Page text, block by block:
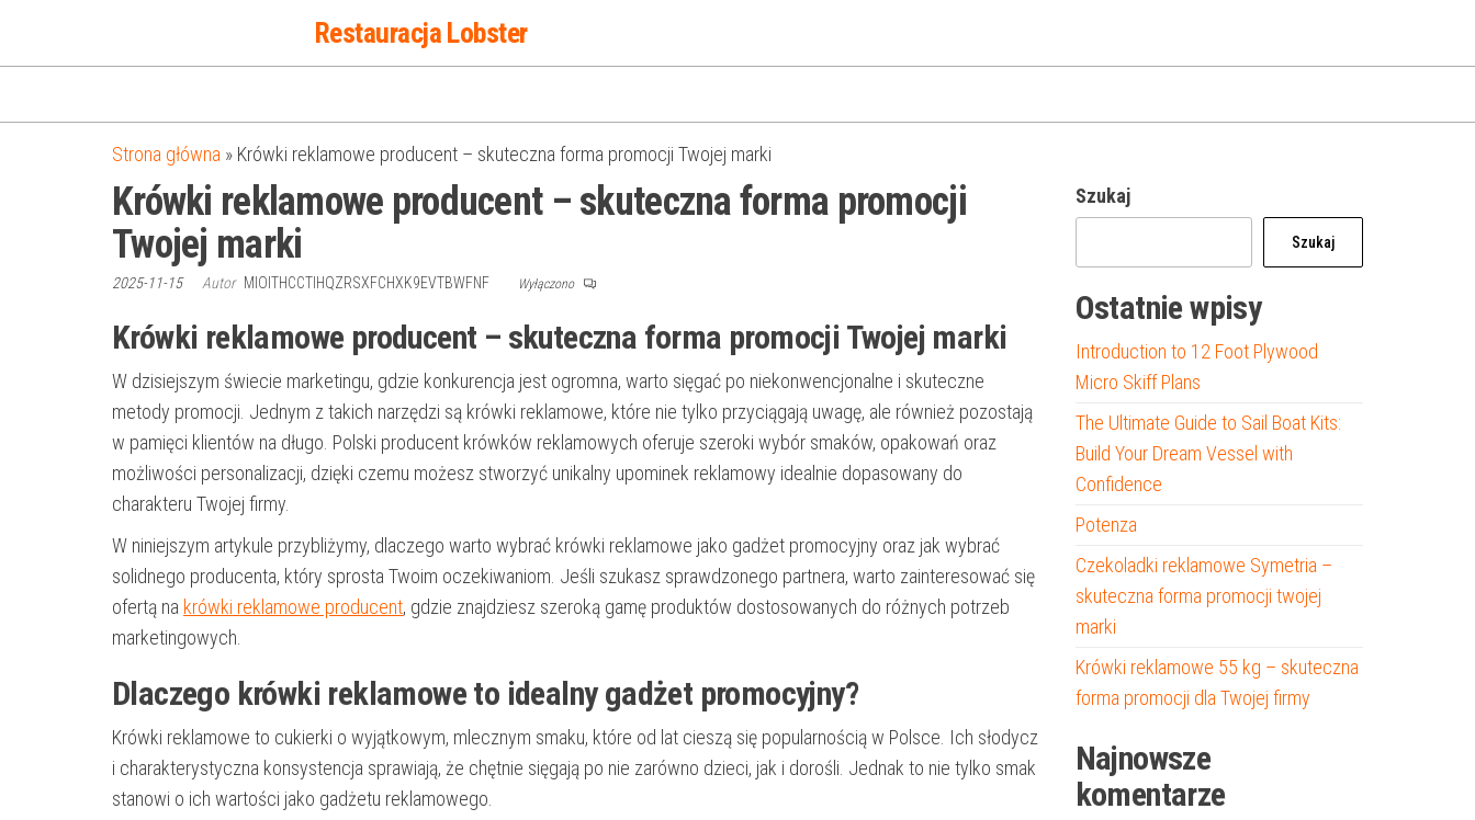
Restauracja Lobster
Strona główna » Krówki reklamowe producent – skuteczna forma promocji Twojej marki
Krówki reklamowe producent – skuteczna forma promocji
Twojej marki
2025-11-15 Autor MIOITHCCTIHQZRSXFCHXK9EVTBWFNF Wyłączono
Krówki reklamowe producent – skuteczna forma promocji Twojej marki
W dzisiejszym świecie marketingu, gdzie konkurencja jest ogromna, warto sięgać po niekonwencjonalne i skuteczne
metody promocji. Jednym z takich narzędzi są krówki reklamowe, które nie tylko przyciągają uwagę, ale również pozostają
w pamięci klientów na długo. Polski producent krówków reklamowych oferuje szeroki wybór smaków, opakowań oraz
możliwości personalizacji, dzięki czemu możesz stworzyć unikalny upominek reklamowy idealnie dopasowany do
charakteru Twojej firmy.
W niniejszym artykule przybliżymy, dlaczego warto wybrać krówki reklamowe jako gadżet promocyjny oraz jak wybrać
solidnego producenta, który sprosta Twoim oczekiwaniom. Jeśli szukasz sprawdzonego partnera, warto zainteresować się
ofertą na krówki reklamowe producent, gdzie znajdziesz szeroką gamę produktów dostosowanych do różnych potrzeb
marketingowych.
Dlaczego krówki reklamowe to idealny gadżet promocyjny?
Krówki reklamowe to cukierki o wyjątkowym, mlecznym smaku, które od lat cieszą się popularnością w Polsce. Ich słodycz
i charakterystyczna konsystencja sprawiają, że chętnie sięgają po nie zarówno dzieci, jak i dorośli. Jednak to nie tylko smak
stanowi o ich wartości jako gadżetu reklamowego.
Szukaj
Szukaj
Ostatnie wpisy
Introduction to 12 Foot Plywood
Micro Skiff Plans
The Ultimate Guide to Sail Boat Kits:
Build Your Dream Vessel with
Confidence
Potenza
Czekoladki reklamowe Symetria –
skuteczna forma promocji twojej
marki
Krówki reklamowe 55 kg – skuteczna
forma promocji dla Twojej firmy
Najnowsze
komentarze